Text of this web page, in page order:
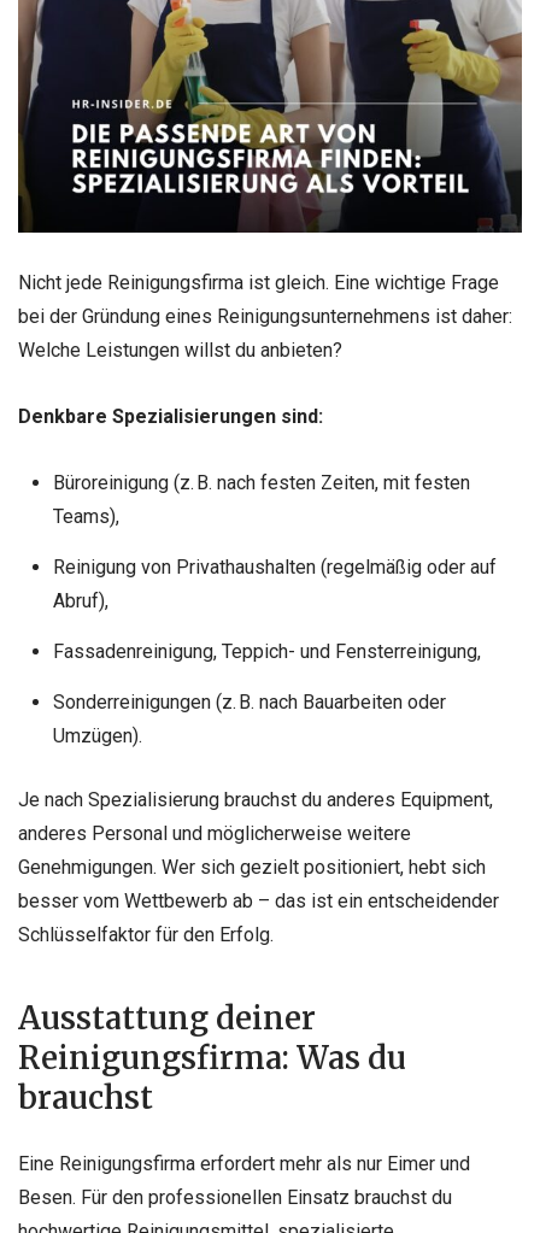
Nicht jede Reinigungsfirma ist gleich. Eine wichtige Frage
bei der Gründung eines Reinigungsunternehmens ist daher:
Welche Leistungen willst du anbieten?
Denkbare Spezialisierungen sind:
Büroreinigung (z. B. nach festen Zeiten, mit festen
Teams),
Reinigung von Privathaushalten (regelmäßig oder auf
Abruf),
Fassadenreinigung, Teppich- und Fensterreinigung,
Sonderreinigungen (z. B. nach Bauarbeiten oder
Umzügen).
Je nach Spezialisierung brauchst du anderes Equipment,
anderes Personal und möglicherweise weitere
Genehmigungen. Wer sich gezielt positioniert, hebt sich
besser vom Wettbewerb ab – das ist ein entscheidender
Schlüsselfaktor für den Erfolg.
Ausstattung deiner
Reinigungsfirma: Was du
brauchst
Eine Reinigungsfirma erfordert mehr als nur Eimer und
Besen. Für den professionellen Einsatz brauchst du